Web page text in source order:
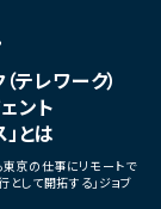
他補足
直下で新規サービス開
に活動実績を持つキャラ
やファン体験創出に携
ラクターを「好きになる
関係性構築をサービス
少なポジション
、SNS、イベントなど複
連動したサービス開発
レワーク）
ント
とは
東京の仕事にリモートで
して開拓する」ジョブ